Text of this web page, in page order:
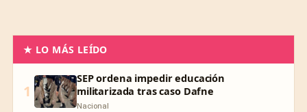
★ LO MÁS LEÍDO
1
SEP ordena impedir educación
militarizada tras caso Dafne
Nacional